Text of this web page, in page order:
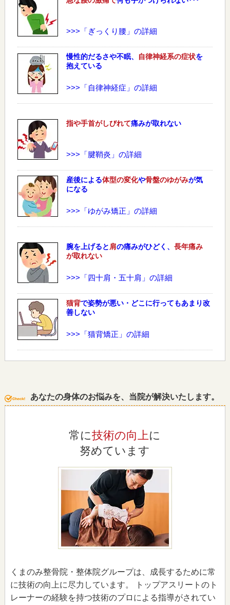
>>>「ぎっくり腰」の詳細
慢性的だるさや不眠、 自律神経系の症状を
抱えている
>>>「自律神経症」の詳細
指や手首がしびれて痛みが取れない
>>>「腱鞘炎」の詳細
産後による体型の変化や骨盤のゆがみが気
になる
>>>「ゆがみ矯正」の詳細
腕を上げると 肩の痛みがひどく、 長年痛み
が取れない
>>>「四十肩・五十肩」の詳細
猫背で姿勢が悪い・どこに行ってもあまり改
善しない
>>>「猫背矯正」の詳細
あなたの身体のお悩みを、当院が解決いたします。
常に技術の向上に
努めています
くまのみ整骨院・整体院グループは、成長するために常
に技術の向上に尽力しています。 トップアスリートのト
レーナーの経験を持つ技術のプロによる指導がされてい